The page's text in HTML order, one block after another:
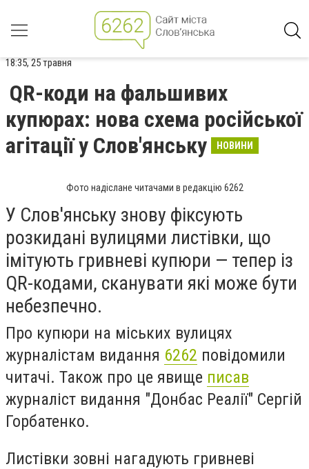
18:35, 25 травня
QR-коди на фальшивих
купюрах: нова схема російської
агітації у Слов'янську
НОВИНИ
Фото надіслане читачами в редакцію 6262
У Слов'янську знову фіксують
розкидані вулицями листівки, що
імітують гривневі купюри — тепер із
QR-кодами, сканувати які може бути
небезпечно.
Про купюри на міських вулицях
журналістам видання 6262 повідомили
читачі. Також про це явище писав
журналіст видання "Донбас Реалії" Сергій
Горбатенко.
Листівки зовні нагадують гривневі